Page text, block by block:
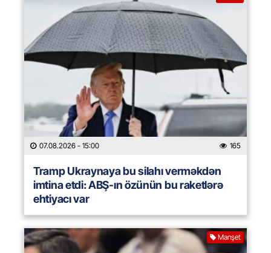
07.08.2026 - 15:00 165
Tramp Ukraynaya bu silahı verməkdən
imtina etdi: ABŞ-ın özünün bu raketlərə
ehtiyacı var
Manşet